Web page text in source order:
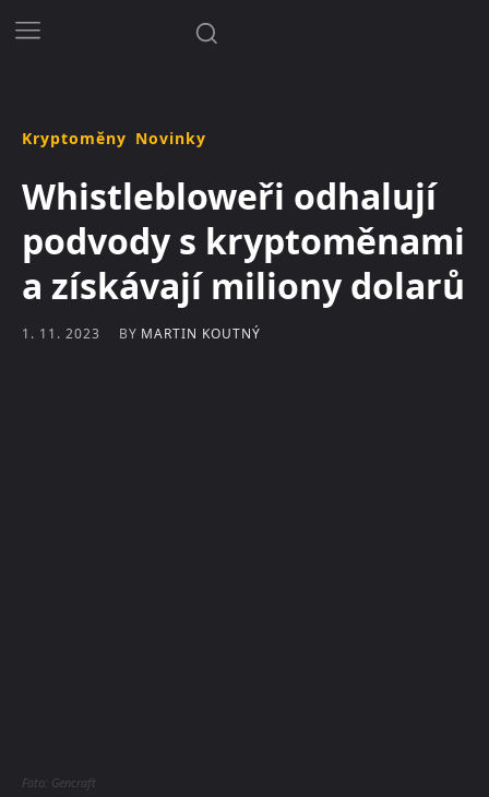
Kryptoměny Novinky
Whistlebloweři odhalují
podvody s kryptoměnami
a získávají miliony dolarů
1. 11. 2023 BY MARTIN KOUTNÝ
Foto: Gencraft